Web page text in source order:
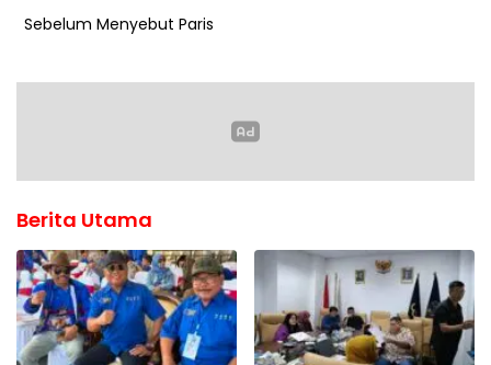
Sebelum Menyebut Paris
Berita Utama